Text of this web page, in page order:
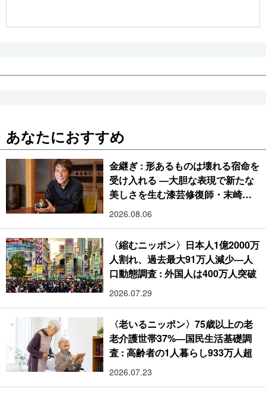
あなたにおすすめ
金継ぎ : 形あるものは壊れる宿命を
受け入れる ―大胆な表現で新たな
美しさを生む漆芸修復師・末崎広
樹
2026.08.06
〈縮むニッポン〉日本人1億2000万
人割れ、過去最大91万人減少―人
口動態調査 : 外国人は400万人突破
2026.07.29
〈老いるニッポン〉75歳以上の老
老介護世帯37%―国民生活基礎調
査 : 高齢者の1人暮らし933万人超
2026.07.23